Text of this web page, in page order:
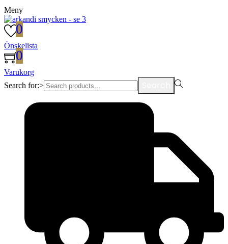
Meny
0
Önskelista
0
Varukorg
Search for:>